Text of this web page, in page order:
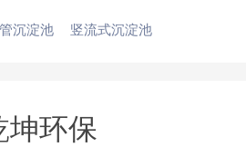
沉淀池 竖流式沉淀池
坤环保